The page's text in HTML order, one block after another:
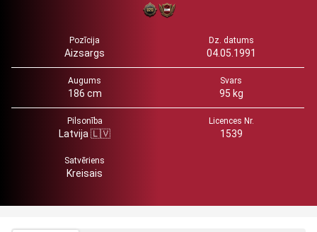
Pozīcija
Aizsargs
Dz. datums
04.05.1991
Augums
186 cm
Svars
95 kg
Pilsonība
Latvija 🇱🇻
Licences Nr.
1539
Satvēriens
Kreisais